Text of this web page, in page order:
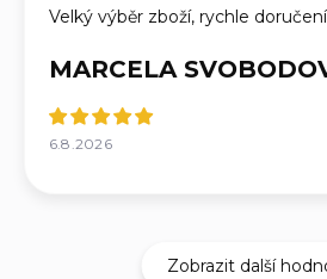
Velký výběr zboží, rychle
MARCELA
6.8.2026
Zobrazit další